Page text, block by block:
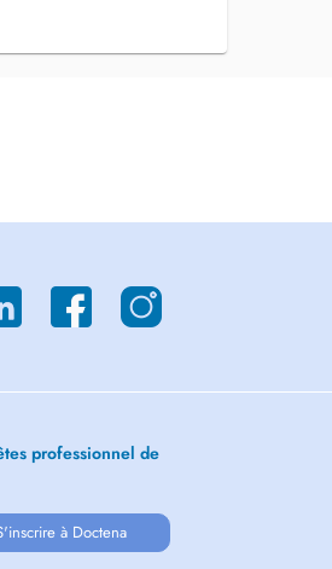
professionnel de
à Doctena